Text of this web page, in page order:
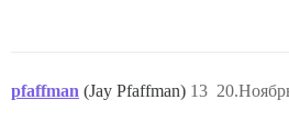
pfaffman (Jay Pfaffman) 13